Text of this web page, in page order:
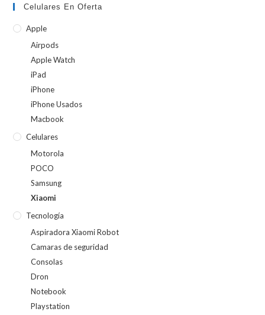
Celulares En Oferta
Apple
Airpods
Apple Watch
iPad
iPhone
iPhone Usados
Macbook
Celulares
Motorola
POCO
Samsung
Xiaomi
Tecnología
Aspiradora Xiaomi Robot
Camaras de seguridad
Consolas
Dron
Notebook
Playstation